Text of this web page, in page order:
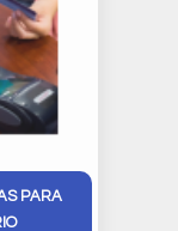
PARA